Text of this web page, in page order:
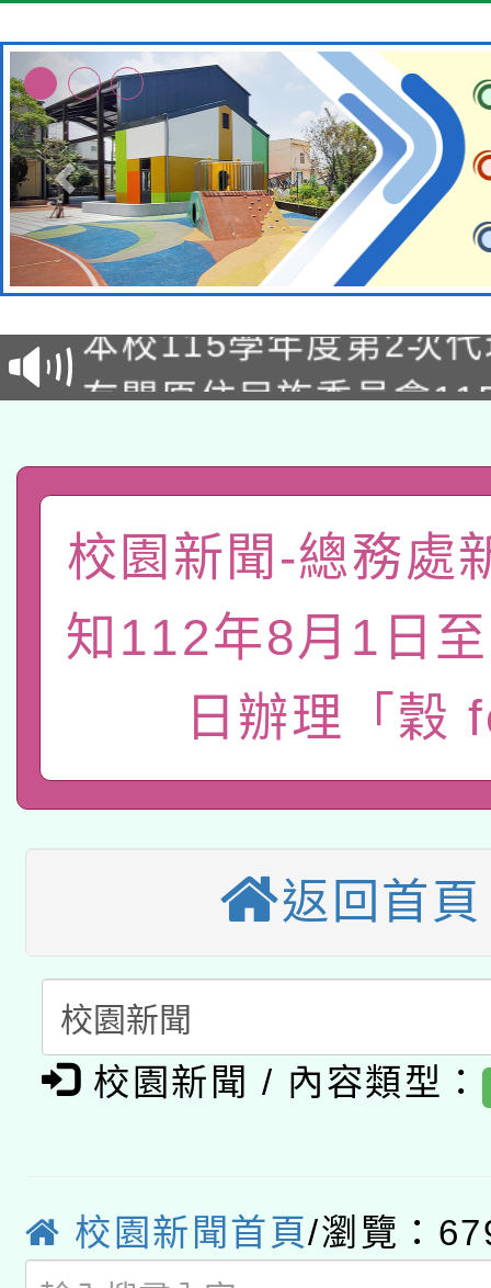
本校115學年度第1次
第3次招考甄選結果公
本校115學年度第2次
次招考甄選結果公告(
有關原住民族委員會
一案。
答一案
有關本府115年70歲以
人員健康講座「吃得安
心」，鼓勵退休同仁踴
本校115學年度第2次
招甄選結果公告(無人
招)
適應運動共學行動站研
本館辦理115年度閱讀
暨閱讀推動專業研習
科技賦能─人工智慧
礎課程
本校115學年度第1次
第3次招考甄選結果公
本校115學年度第2次
次招考甄選結果公告(
有關原住民族委員會
公告之原住民族歲時祭
一案。
兒童少年暑期犯罪預防
答一案
有關本府115年70歲以
人員健康講座「吃得安
案。
本校115學年度第2次
招)
本館辦理115年度閱讀
暨閱讀推動專業研習
科技賦能─人工智慧
校園新聞-總務處
知112年8月1日
日辦理「穀
返回首頁
校園新聞 / 內容類型：
校園新聞首頁/瀏覽：